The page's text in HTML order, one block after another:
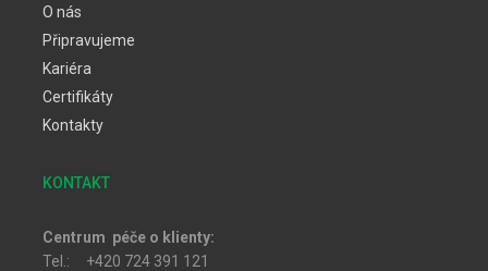
O nás
Připravujeme
Kariéra
Certifikáty
Kontakty
KONTAKT
Centrum péče o klienty:
Tel.: +420 724 391 121